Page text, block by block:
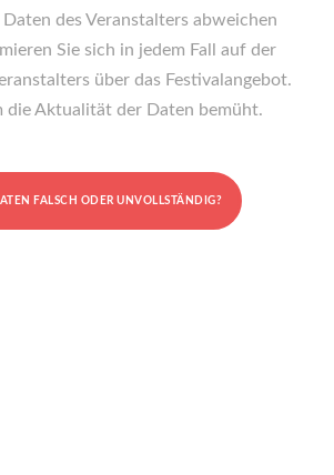
des Veranstalters abweichen
Sie sich in jedem Fall auf der
über das Festivalangebot.
die Aktualität der Daten bemüht.
FALSCH ODER UNVOLLSTÄNDIG?